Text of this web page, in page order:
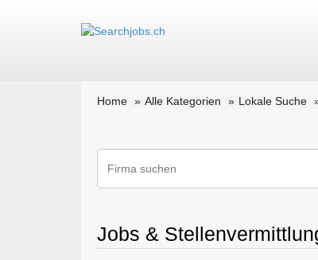
Home Alle Kategorien Lokale Suche
Jobs &